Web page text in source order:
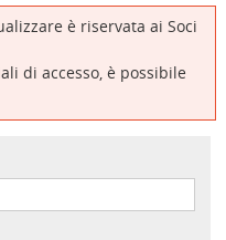
è riservata ai Soci
di accesso, è possibile